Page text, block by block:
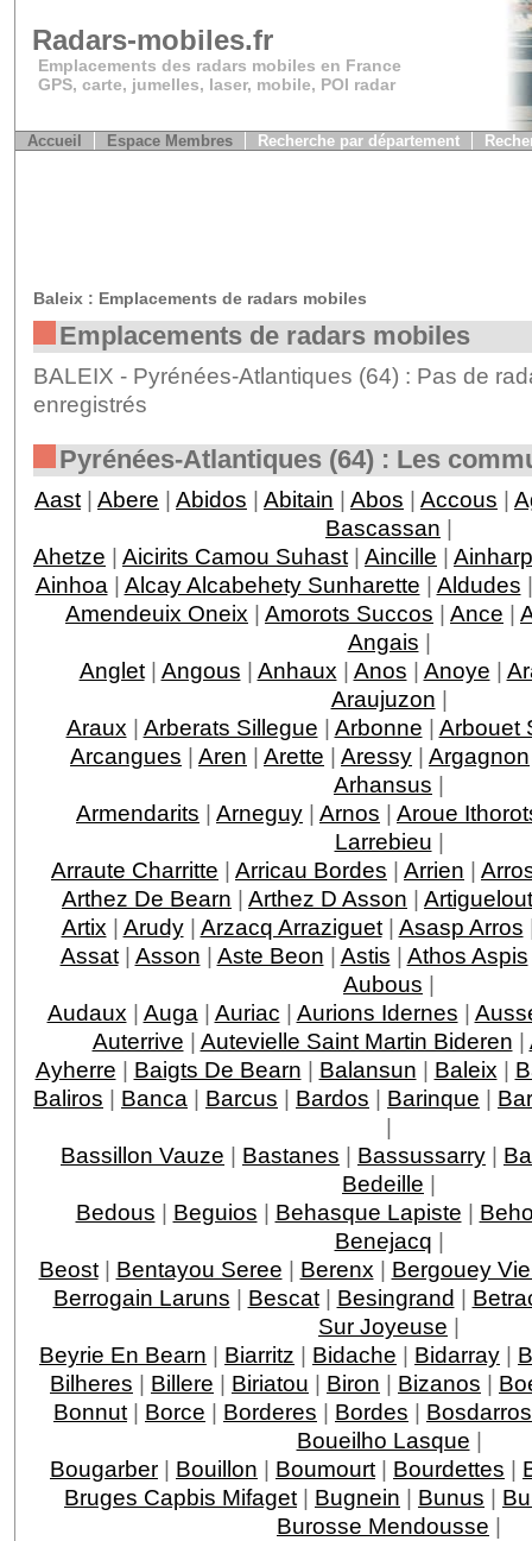
Radars-mobiles.fr
Emplacements des radars mobiles en France
GPS, carte, jumelles, laser, mobile, POI radar
Accueil Espace Membres Recherche par département
Baleix : Emplacements de radars mobiles
Emplacements de radars mobiles
BALEIX - Pyrénées-Atlantiques (64) : Pas de
enregistrés
Pyrénées-Atlantiques (64) : Les
Aast | Abere | Abidos | Abitain | Abos | Accous |
Bascassan |
Ahetze | Aicirits Camou Suhast | Aincille | Ainharp
Ainhoa | Alcay Alcabehety Sunharette | Aldudes
Amendeuix Oneix | Amorots Succos | Ance |
Angais |
Anglet| Angous | Anhaux | Anos | Anoye |
Araujuzon |
Araux | Arberats Sillegue | Arbonne | Arbouet
Arcangues | Aren | Arette | Aressy | Argagnon
Arhansus |
Armendarits | Arneguy | Arnos | Aroue
Larrebieu |
Arraute Charritte | Arricau Bordes | Arrien |
Arthez De Bearn | Arthez D Asson |
Artix | Arudy| Arzacq Arraziguet| Asasp Arros
Assat| Asson | Aste Beon | Astis | Athos Aspis
Aubous |
Audaux | Auga | Auriac | Aurions Idernes |
Auterrive | Autevielle Saint Martin Bideren |
Ayherre | Baigts De Bearn | Balansun | Baleix |
Baliros | Banca | Barcus | Bardos | Barinque |
|
Bassillon Vauze | Bastanes | Bassussarry |
Bedeille |
Bedous | Beguios | Behasque Lapiste |
Benejacq |
Beost| Bentayou Seree | Berenx | Bergouey
Berrogain Laruns | Bescat| Besingrand |
Sur Joyeuse |
Beyrie En Bearn | Biarritz | Bidache | Bidarray |
Bilheres | Billere | Biriatou | Biron | Bizanos |
Bonnut | Borce | Borderes | Bordes | Bosdarros
Boueilho Lasque |
Bougarber | Bouillon | Boumourt | Bourdettes |
Bruges Capbis Mifaget | Bugnein | Bunus |
Burosse Mendousse |